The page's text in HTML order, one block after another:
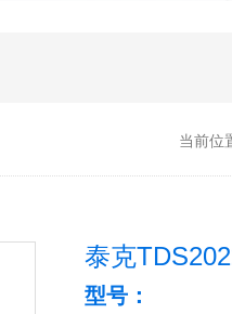
当前位
泰克
型号：